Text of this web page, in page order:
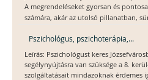
A megrendeléseket gyorsan és
számára, akár az utolsó pillanatban,
Pszichológus, pszichoterápia,...
Leírás: Pszichológust keres
segélynyújtásra van szüksége a 8.
szolgáltatásait mindazoknak érdemes